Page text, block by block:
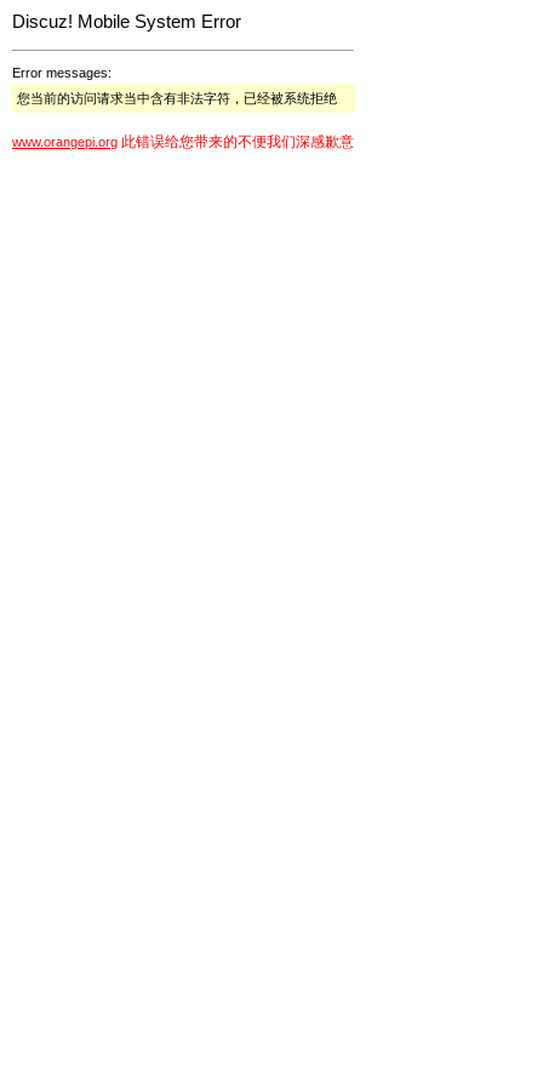
Discuz! Mobile System Error
Error messages:
您当前的访问请求当中含有非法字符，已经被系统拒绝
www.orangepi.org 此错误给您带来的不便我们深感歉意